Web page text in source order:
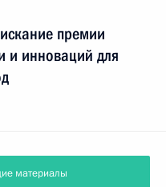
премии
и инноваций для
материалы